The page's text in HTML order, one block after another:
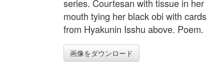
series. Courtesan with tissue in her
mouth tying her black obi with cards
from Hyakunin Isshu above. Poem.
画像をダウンロード